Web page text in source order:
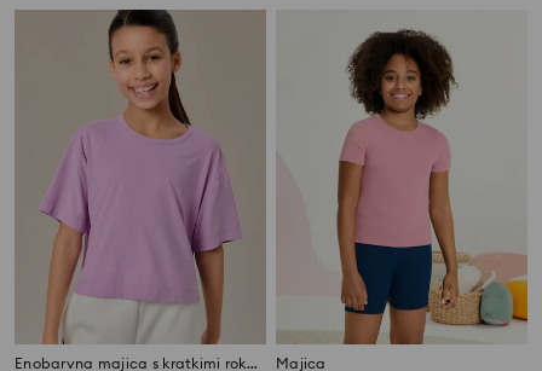
Enobarvna majica s kratkimi rokavi Majica